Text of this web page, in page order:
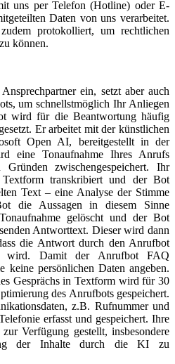
uns per Telefon (Hotline) oder E-
Daten von uns verarbeitet.
protokolliert, um rechtlichen
können.
ein, setzt aber auch
um schnellstmöglich Ihr Anliegen
wird für die Beantwortung häufig
Er arbeitet mit der künstlichen
Open AI, bereitgestellt in der
eine Tonaufnahme Ihres Anrufs
zwischengespeichert. Ihr
transkribiert und der Bot
Text – eine Analyse der Stimme
die Aussagen in diesem Sinne
gelöscht und der Bot
Antworttext. Dieser wird dann
die Antwort durch den Anrufbot
wird. Damit der Anrufbot FAQ
keine persönlichen Daten angeben.
Gesprächs in Textform wird für 30
des Anrufbots gespeichert.
z.B. Rufnummer und
erfasst und gespeichert. Ihre
Verfügung gestellt, insbesondere
der Inhalte durch die KI zu